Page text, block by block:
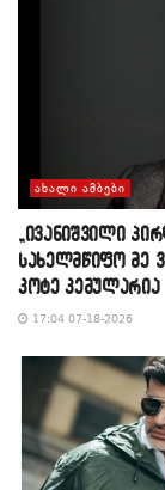
ᲐᲮᲐᲚᲘ ᲐᲛᲑᲔᲑᲘ
„ივანიშვილი
სახელმწიფო მე
კოტე კემულარია
17:04 07-18-2026